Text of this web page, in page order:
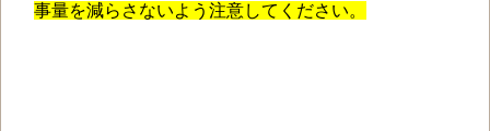
事量を減らさないよう注意してください。